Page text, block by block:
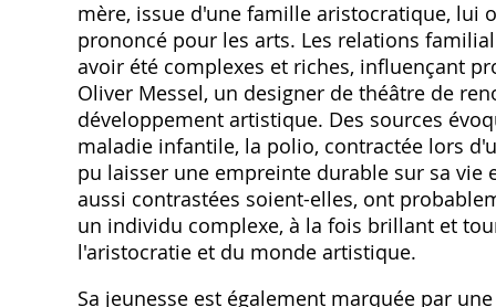
mère, issue d'une famille aristocratique, lui
prononcé pour les arts. Les relations
avoir été complexes et riches, influençant
Oliver Messel, un designer de théâtre de
développement artistique. Des sources
maladie infantile, la polio, contractée lors
pu laisser une empreinte durable sur sa vie
aussi contrastées soient-elles, ont
un individu complexe, à la fois brillant et
l'aristocratie et du monde artistique.
Sa jeunesse est également marquée par